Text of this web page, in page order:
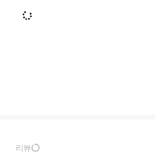
리뷰